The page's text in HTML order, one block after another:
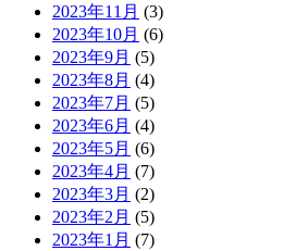
2023年11月 (3)
2023年10月 (6)
2023年9月 (5)
2023年8月 (4)
2023年7月 (5)
2023年6月 (4)
2023年5月 (6)
2023年4月 (7)
2023年3月 (2)
2023年2月 (5)
2023年1月 (7)